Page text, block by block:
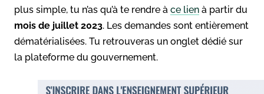
plus simple, tu n’as qu’à te rendre à ce lien à partir du
mois de juillet 2023. Les demandes sont entièrement
dématérialisées. Tu retrouveras un onglet dédié sur
la plateforme du gouvernement.